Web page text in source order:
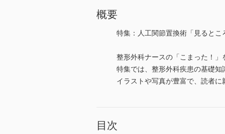
概要
特集：人工関節置換術「見ると
整形外科ナースの「こまった！
特集では、整形外科疾患の基礎
イラストや写真が豊富で、読者
目次